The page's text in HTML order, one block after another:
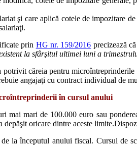
şi care aplică cotele de impozitare
prin HG nr. 159/2016 precizează
la sfârşitul ultimei luni a
căreia pentru
angajaţi cu contract individual de
în cursul anului
mari de 100.000 euro sau
oricare dintre aceste
la începutul anului fiscal. Cursul de